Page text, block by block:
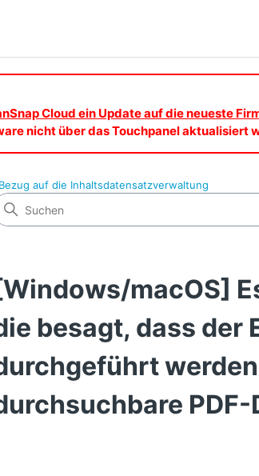
Cloud ein Update auf die neueste
nicht über das Touchpanel aktualisiert
auf die Inhaltsdatensatzverwaltung
[Windows/macOS]
besagt, dass der